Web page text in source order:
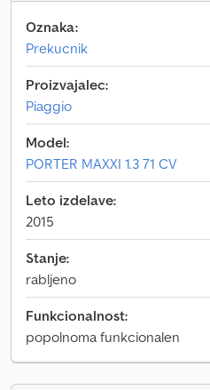
Oznaka:
Prekucnik
Proizvajalec:
Piaggio
Model:
PORTER MAXXI 1.3 71 CV
Leto izdelave:
2015
Stanje:
rabljeno
Funkcionalnost:
popolnoma funkcionalen